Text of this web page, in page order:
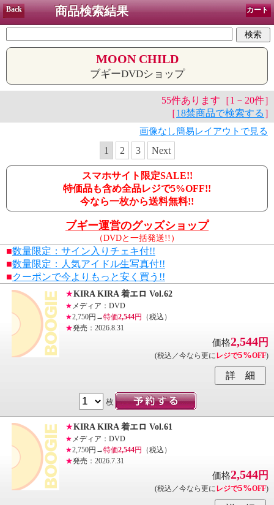
Back 商品検索結果 カート
MOON CHILD
ブギーDVDショップ
55件あります［1－20件］
［18禁商品で検索する ］
画像なし簡易レイアウトで見る
1 2 3 Next
スマホサイト限定SALE!!
特価品も含め全品レジで5%OFF!!
今なら一枚から送料無料!!
ブギー運営のグッズショップ
（DVDと一括発送!!）
■数量限定：サイン入りチェキ付!!
■数量限定：人気アイドル生写真付!!
■クーポンで今よりもっと安く買う!!
★KIRA KIRA 着エロ Vol.62
★ メディア：DVD
★2,750円→特価2,544円
（税込）
★発売：2026.8.31
価格2,544円
(税込／今なら更に レジで5%OFF)
枚
★KIRA KIRA 着エロ Vol.61
★ メディア：DVD
★2,750円→特価2,544円
（税込）
★発売：2026.7.31
価格2,544円
(税込／今なら更に レジで5%OFF)